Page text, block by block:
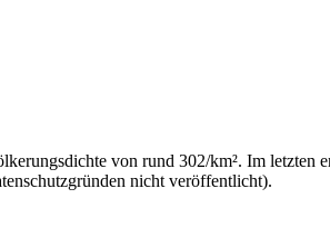
von rund 302/km². Im letzten
nicht veröffentlicht).